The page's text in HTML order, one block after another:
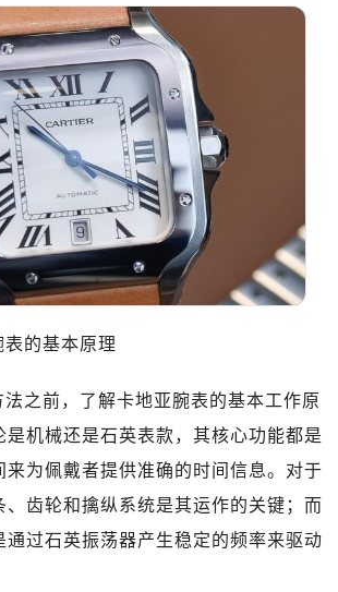
的基本原理
之前，了解卡地亚腕表的基本工作原
是机械还是石英表款，其核心功能都是
来为佩戴者提供准确的时间信息。对于
、齿轮和擒纵系统是其运作的关键；而
通过石英振荡器产生稳定的频率来驱动